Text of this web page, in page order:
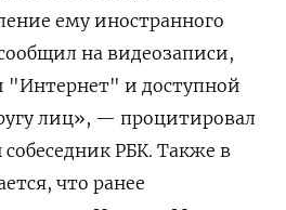
ему иностранного
на видеозаписи,
"Интернет" и доступной
лиц», — процитировал
РБК. Также в
что ранее